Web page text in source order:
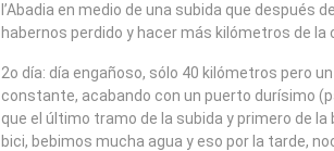
l’Abadia en medio de una subida que después
habernos perdido y hacer más kilómetros de
2o día: día engañoso, sólo 40 kilómetros pero
constante, acabando con un puerto durísimo
que el último tramo de la subida y primero de la
bici, bebimos mucha agua y eso por la tarde,